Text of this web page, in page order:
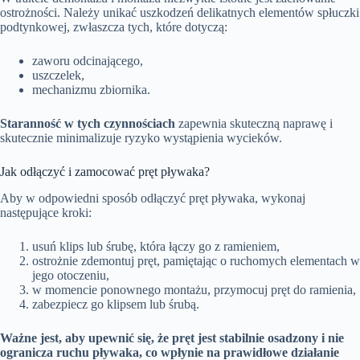
ostrożności. Należy unikać uszkodzeń delikatnych elementów spłuczki
podtynkowej, zwłaszcza tych, które dotyczą:
zaworu odcinającego,
uszczelek,
mechanizmu zbiornika.
Staranność w tych czynnościach zapewnia skuteczną naprawę i
skutecznie minimalizuje ryzyko wystąpienia wycieków.
Jak odłączyć i zamocować pręt pływaka?
Aby w odpowiedni sposób odłączyć pręt pływaka, wykonaj
następujące kroki:
usuń klips lub śrubę, która łączy go z ramieniem,
ostrożnie zdemontuj pręt, pamiętając o ruchomych elementach w
jego otoczeniu,
w momencie ponownego montażu, przymocuj pręt do ramienia,
zabezpiecz go klipsem lub śrubą.
Ważne jest, aby upewnić się, że pręt jest stabilnie osadzony i nie
ogranicza ruchu pływaka, co wpłynie na prawidłowe działanie